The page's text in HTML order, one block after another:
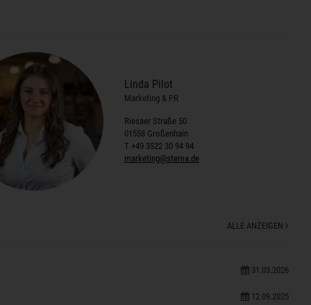
Linda Pilot
Marketing & PR
Riesaer Straße 50
01558 Großenhain
T +49 3522 30 94 94
marketing@stema.de
ALLE ANZEIGEN
31.03.2026
12.09.2025